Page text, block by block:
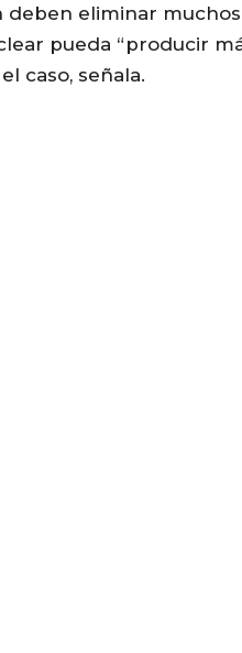
deben eliminar
pueda “producir
caso, señala.